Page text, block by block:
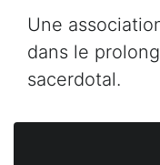
Une
dans le
sacerdotal.